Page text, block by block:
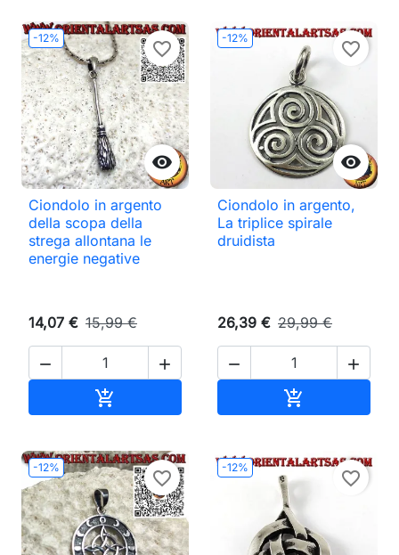
-12%

favorite_border
Ciondolo in argento
della scopa della
strega allontana le
energie negative
14,07 € 15,99 €
 

-12%

favorite_border
Ciondolo in argento,
La triplice spirale
druidista
26,39 € 29,99 €
 

-12%
favorite_border
-12%
favorite_border